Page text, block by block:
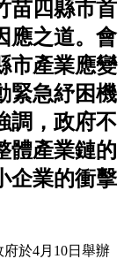
苗四縣市首
應之道。會
市產業應變
緊急紓困機
調，政府不
體產業鏈的
企業的衝擊
於4月10日舉辦